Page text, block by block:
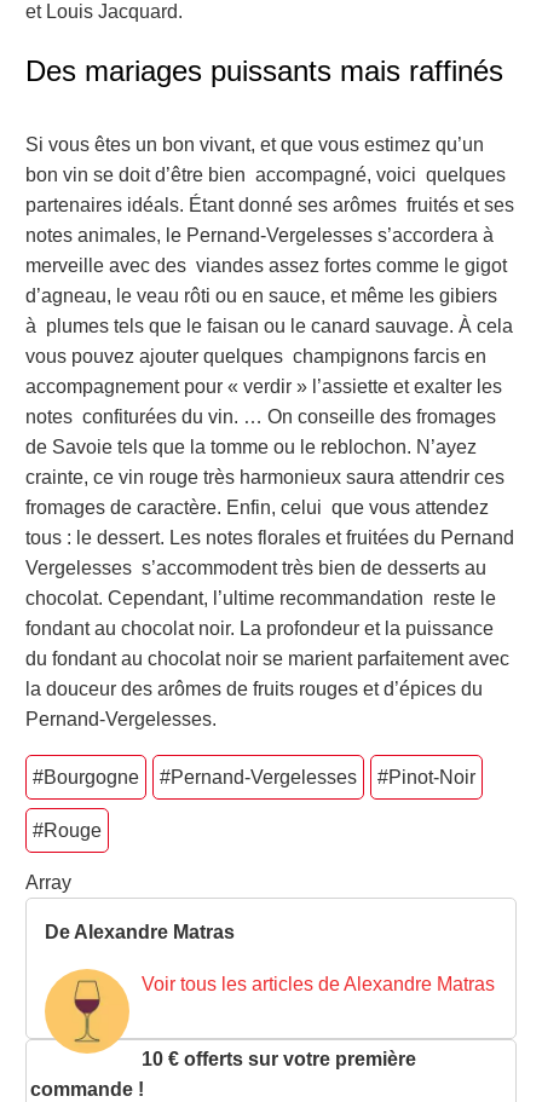
et Louis Jacquard.
Des mariages puissants mais raffinés
Si vous êtes un bon vivant, et que vous estimez qu’un
bon vin se doit d’être bien accompagné, voici quelques
partenaires idéals. Étant donné ses arômes fruités et ses
notes animales, le Pernand-Vergelesses s’accordera à
merveille avec des viandes assez fortes comme le gigot
d’agneau, le veau rôti ou en sauce, et même les gibiers
à plumes tels que le faisan ou le canard sauvage. À cela
vous pouvez ajouter quelques champignons farcis en
accompagnement pour « verdir » l’assiette et exalter les
notes confiturées du vin. … On conseille des fromages
de Savoie tels que la tomme ou le reblochon. N’ayez
crainte, ce vin rouge très harmonieux saura attendrir ces
fromages de caractère. Enfin, celui que vous attendez
tous : le dessert. Les notes florales et fruitées du Pernand
Vergelesses s’accommodent très bien de desserts au
chocolat. Cependant, l’ultime recommandation reste le
fondant au chocolat noir. La profondeur et la puissance
du fondant au chocolat noir se marient parfaitement avec
la douceur des arômes de fruits rouges et d’épices du
Pernand-Vergelesses.
#Bourgogne #Pernand-Vergelesses #Pinot-Noir
#Rouge
Array
De Alexandre Matras
Voir tous les articles de Alexandre Matras
10 € offerts sur votre première
commande !